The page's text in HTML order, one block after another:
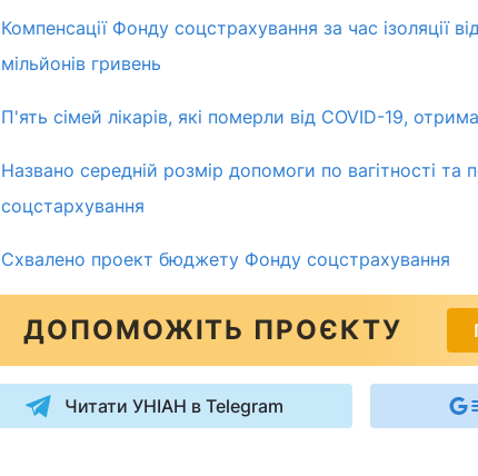
Компенсації Фонду соцстрахування за час ізоляції
мільйонів гривень
П'ять сімей лікарів, які померли від COVID-19,
Названо середній розмір допомоги по вагітності та
соцстархування
Схвалено проект бюджету Фонду соцстрахування
ДОПОМОЖІТЬ ПРОЄКТУ
Читати УНІАН в Telegram